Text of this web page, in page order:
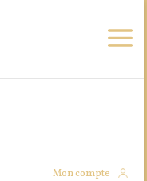
Mon compte